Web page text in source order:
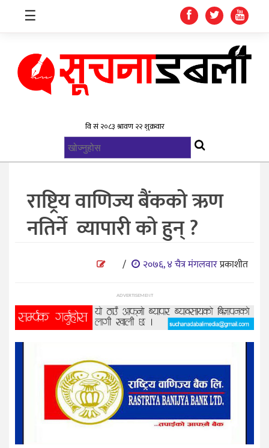
स्वास्थ्य
खेलकुद
विज्ञान
शिक्षा
अन्तर्वाता
☰
राष्ट्रिय वाणिज्य बैंकको ऋण
नतिर्ने व्यापारी को हुन् ?
/ २०७६, ४ चैत्र मंगलवारप्रकाशीत
ADVERTISEMENT